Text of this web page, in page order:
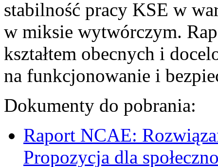
stabilność pracy KSE w
w miksie wytwórczym.
kształtem obecnych i
na funkcjonowanie i
Dokumenty do pobrania:
Raport NCAE:
Propozycja dla